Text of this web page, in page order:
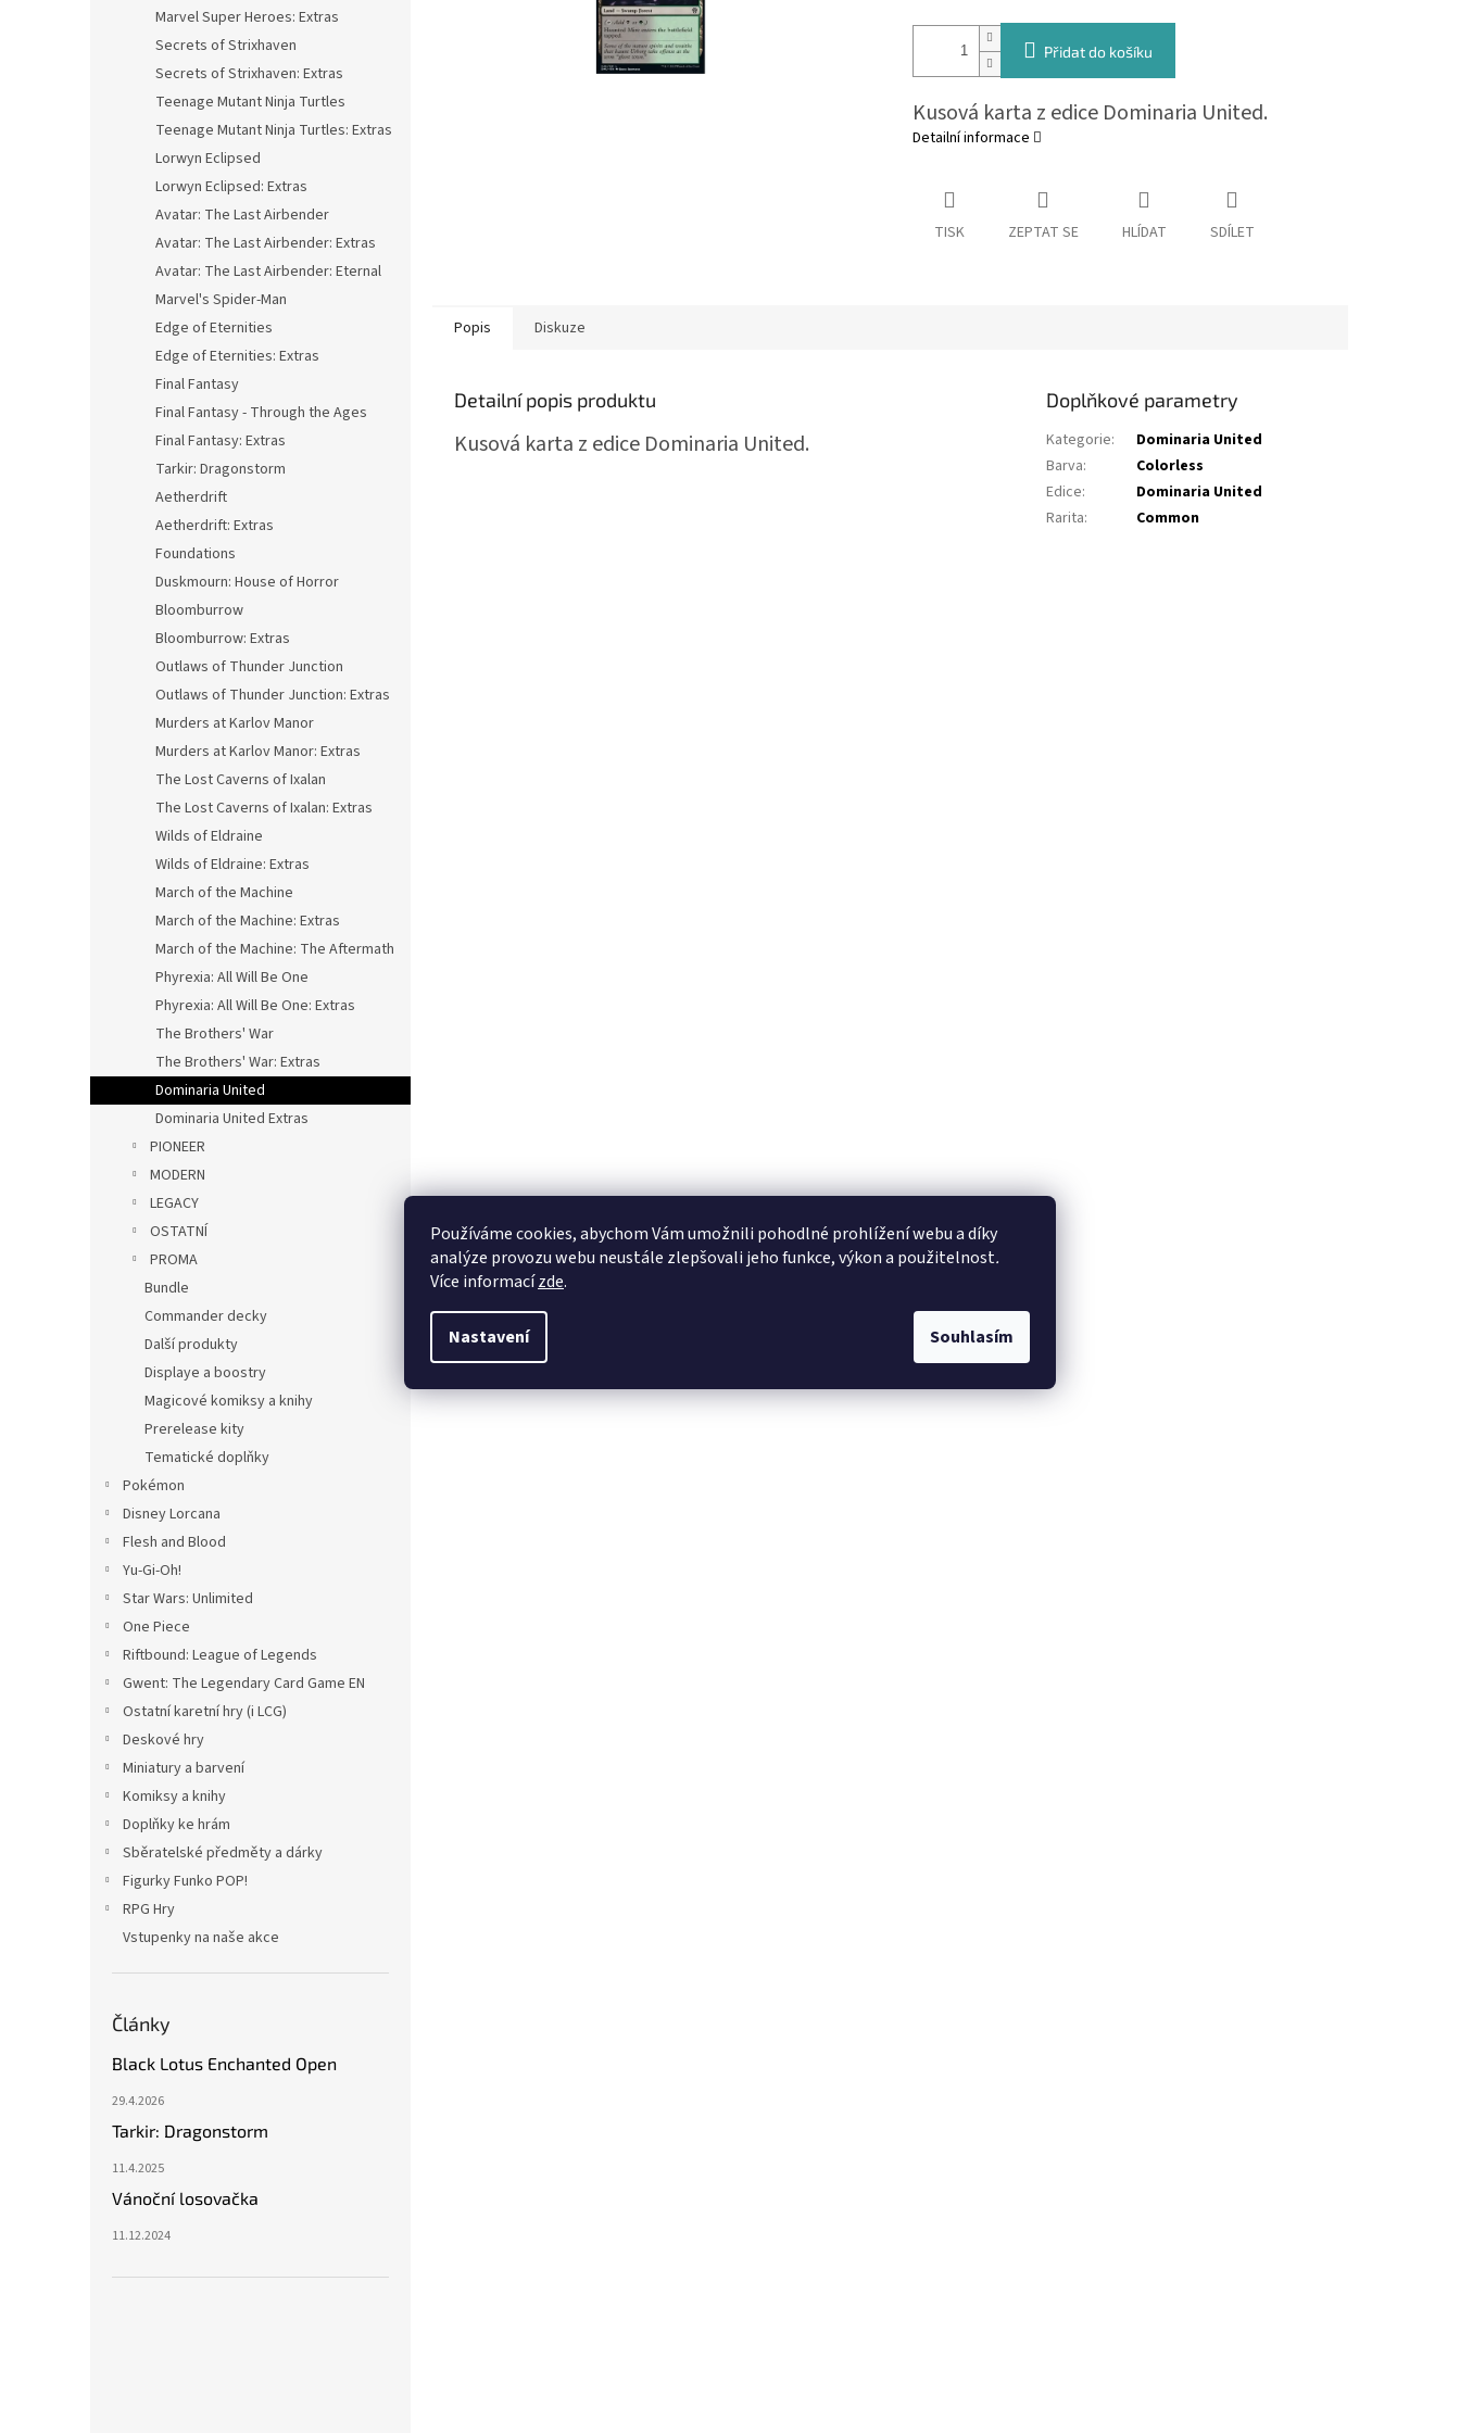
Používáme cookies, abychom Vám umožnili pohodlné prohlížení webu a díky
analýze provozu webu neustále zlepšovali jeho funkce, výkon a použitelnost.
Více informacízde.
Nastavení Souhlasím
Marvel Super Heroes: Extras
Secrets of Strixhaven
Secrets of Strixhaven: Extras
Teenage Mutant Ninja Turtles
Teenage Mutant Ninja Turtles: Extras
Lorwyn Eclipsed
Lorwyn Eclipsed: Extras
Avatar: The Last Airbender
Avatar: The Last Airbender: Extras
Avatar: The Last Airbender: Eternal
Marvel's Spider-Man
Edge of Eternities
Edge of Eternities: Extras
Final Fantasy
Final Fantasy - Through the Ages
Final Fantasy: Extras
Tarkir: Dragonstorm
Aetherdrift
Aetherdrift: Extras
Foundations
Duskmourn: House of Horror
Bloomburrow
Bloomburrow: Extras
Outlaws of Thunder Junction
Outlaws of Thunder Junction: Extras
Murders at Karlov Manor
Murders at Karlov Manor: Extras
The Lost Caverns of Ixalan
The Lost Caverns of Ixalan: Extras
Wilds of Eldraine
Wilds of Eldraine: Extras
March of the Machine
March of the Machine: Extras
March of the Machine: The Aftermath
Phyrexia: All Will Be One
Phyrexia: All Will Be One: Extras
The Brothers' War
The Brothers' War: Extras
Dominaria United
Dominaria United Extras
PIONEER
MODERN
LEGACY
OSTATNÍ
PROMA
Bundle
Commander decky
Další produkty
Displaye a boostry
Magicové komiksy a knihy
Prerelease kity
Tematické doplňky
Pokémon
Disney Lorcana
Flesh and Blood
Yu-Gi-Oh!
Star Wars: Unlimited
One Piece
Riftbound: League of Legends
Gwent: The Legendary Card Game EN
Ostatní karetní hry (i LCG)
Deskové hry
Miniatury a barvení
Komiksy a knihy
Doplňky ke hrám
Sběratelské předměty a dárky
Figurky Funko POP!
RPG Hry
Vstupenky na naše akce
Články
Black Lotus Enchanted Open
29.4.2026
Tarkir: Dragonstorm
11.4.2025
Vánoční losovačka
11.12.2024
Přidat do košíku
Kusová karta z edice Dominaria United.
Detailní informace
TISK ZEPTAT SE HLÍDAT SDÍLET
Popis Diskuze
Detailní popis produktu
Kusová karta z edice Dominaria United.
Doplňkové parametry
Kategorie:
Dominaria United
Barva:
Colorless
Edice:
Dominaria United
Rarita: Common